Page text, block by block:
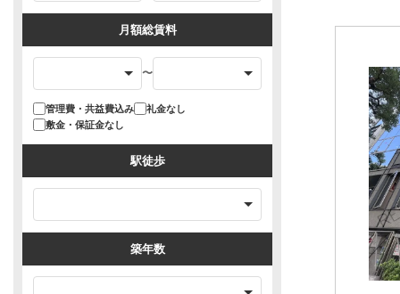
月額総賃料
〜
管理費・共益費込み
礼金なし
敷金・保証金なし
駅徒歩
築年数